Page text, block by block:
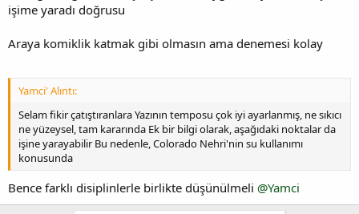
işime yaradı doğrusu
Araya komiklik katmak gibi olmasın ama denemesi kolay
Yamci' Alıntı:
Selam fikir çatıştıranlara Yazının temposu çok iyi ayarlanmış, ne sıkıcı
ne yüzeysel, tam kararında Ek bir bilgi olarak, aşağıdaki noktalar da
işine yarayabilir Bu nedenle, Colorado Nehri'nin su kullanımı
konusunda
Bence farklı disiplinlerle birlikte düşünülmeli @Yamci